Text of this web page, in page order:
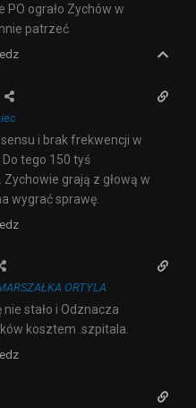
PO ograło Zychów w
patrzeć
i brak frekwencji w
tego 150 tyś
grają z głową w
wygrać sprawę.
ORTYLA
stało i Odznacza
kosztem .szpitala.